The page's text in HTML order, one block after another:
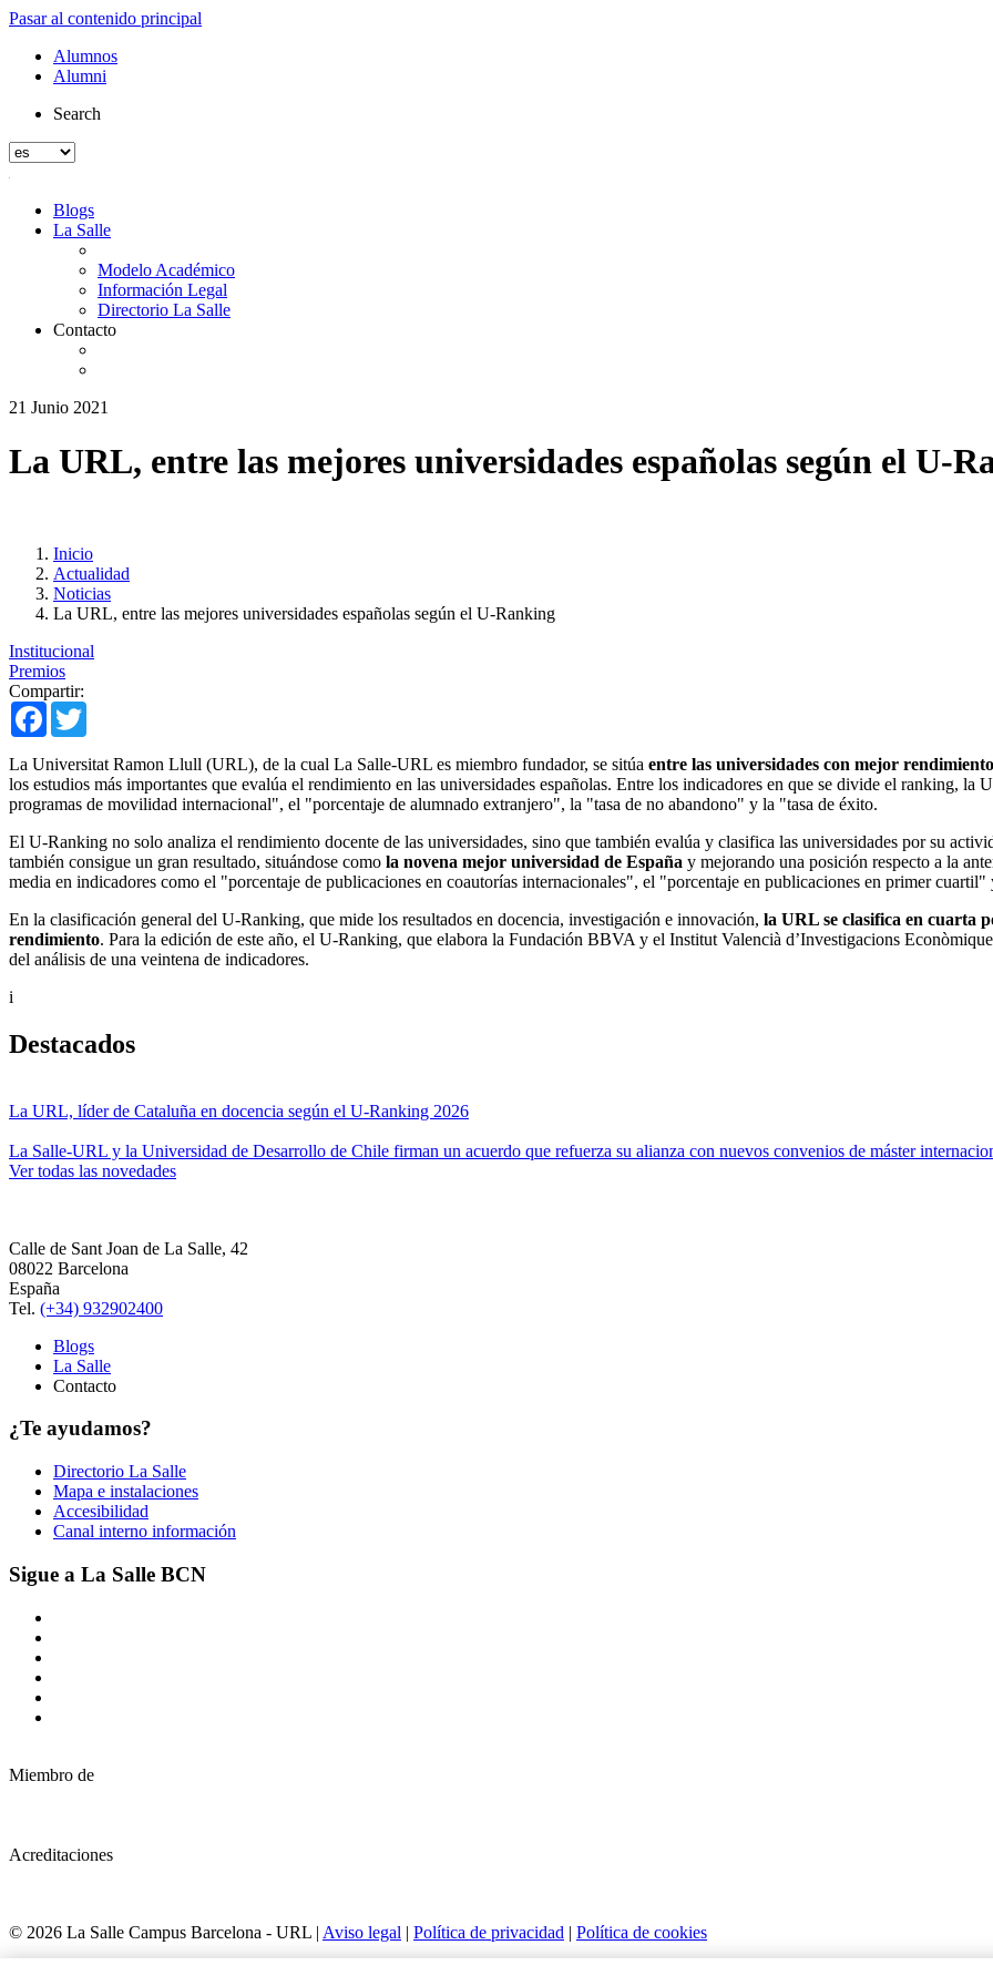
Pasar al contenido principal
Alumnos
Alumni
Search
Blogs
La Salle
Modelo Académico
Información Legal
Directorio La Salle
Contacto
21 Junio 2021
La URL, entre las mejores universidades españolas según el U-
Inicio
Actualidad
Noticias
La URL, entre las mejores universidades españolas según el U-Ranking
Institucional
Premios
Compartir:
Facebook
La Universitat Ramon Llull (URL), de la cual La Salle-URL es miembro fundador, se sitúa entre las universidades con mejor
los estudios más importantes que evalúa el rendimiento en las universidades españolas. Entre los indicadores en que se divide el ranking, la
programas de movilidad internacional", el "porcentaje de alumnado extranjero", la "tasa de no abandono" y la "tasa de éxito.
El U-Ranking no solo analiza el rendimiento docente de las universidades, sino que también evalúa y clasifica las universidades por su
también consigue un gran resultado, situándose como la novena mejor universidad de España y mejorando una posición respecto a la
media en indicadores como el "porcentaje de publicaciones en coautorías internacionales", el "porcentaje en publicaciones en primer
En la clasificación general del U-Ranking, que mide los resultados en docencia, investigación e innovación, la URL se clasifica en cuarta
rendimiento. Para la edición de este año, el U-Ranking, que elabora la Fundación BBVA y el Institut Valencià d’Investigacions
del análisis de una veintena de indicadores.
i
Destacados
La URL, líder de Cataluña en docencia según el U-Ranking 2026
La Salle-URL y la Universidad de Desarrollo de Chile firman un acuerdo que refuerza su alianza con nuevos convenios de máster
Ver todas las novedades
Calle de Sant Joan de La Salle, 42
08022 Barcelona
España
Tel. (+34) 932902400
Blogs
La Salle
Contacto
¿Te ayudamos?
Directorio La Salle
Mapa e instalaciones
Accesibilidad
Canal interno información
Sigue a La Salle BCN
Miembro de
Acreditaciones
© 2026 La Salle Campus Barcelona - URL | Aviso legal | Política de privacidad | Política de cookies